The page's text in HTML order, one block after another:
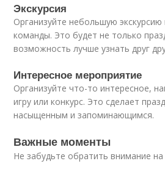
Экскурсия
Организуйте небольшую экскурсию
команды. Это будет не только
возможность лучше узнать друг
Интересное мероприятие
Организуйте что-то интересное,
игру или конкурс. Это сделает
насыщенным и запоминающимся.
Важные моменты
Не забудьте обратить внимание